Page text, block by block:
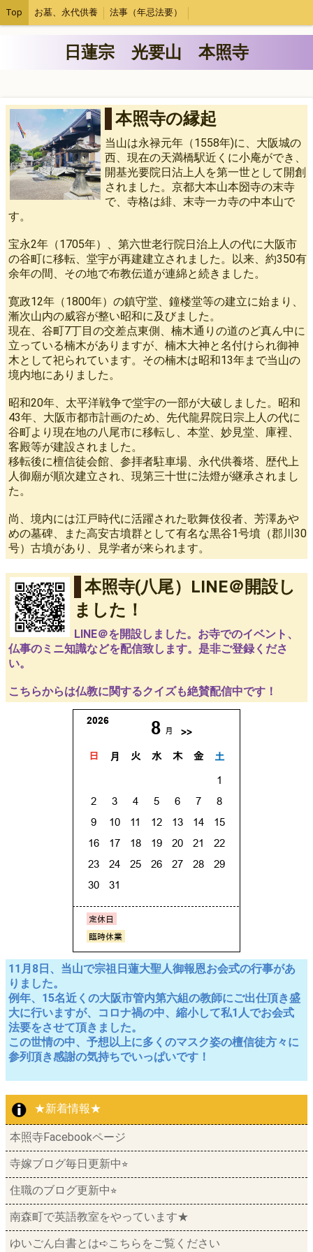
Top お墓、永代供養 法事（年忌法要）
日蓮宗 光要山 本照寺
本照寺の縁起
当山は永禄元年（1558年)に、大阪城の
西、現在の天満橋駅近くに小庵ができ、
開基光要院日沾上人を第一世として開創
されました。京都大本山本圀寺の末寺
で、寺格は緋、末寺一カ寺の中本山で
す。
宝永2年（1705年）、第六世老行院日治上人の代に大阪市
の谷町に移転、堂宇が再建建立されました。以来、約350有
余年の間、その地で布教伝道が連綿と続きました。
寛政12年（1800年）の鎮守堂、鐘楼堂等の建立に始まり、
漸次山内の威容が整い昭和に及びました。
現在、谷町7丁目の交差点東側、楠木通りの道のど真ん中に
立っている楠木がありますが、楠木大神と名付けられ御神
木として祀られています。その楠木は昭和13年まで当山の
境内地にありました。
昭和20年、太平洋戦争で堂宇の一部が大破しました。昭和
43年、大阪市都市計画のため、先代龍昇院日宗上人の代に
谷町より現在地の八尾市に移転し、本堂、妙見堂、庫裡、
客殿等が建設されました。
移転後に檀信徒会館、参拝者駐車場、永代供養塔、歴代上
人御廟が順次建立され、現第三十世に法燈が継承されまし
た。
尚、境内には江戸時代に活躍された歌舞伎役者、芳澤あや
めの墓碑、また高安古墳群として有名な黒谷1号墳（郡川30
号）古墳があり、見学者が来られます。
本照寺(八尾）LINE＠開設し
ました！
LINE＠を開設しました。お寺でのイベント、
仏事のミニ知識などを配信致します。是非ご登録くださ
い。
こちらからは仏教に関するクイズも絶賛配信中です！
11月8日、当山で宗祖日蓮大聖人御報恩お会式の行事があ
りました。
例年、15名近くの大阪市管内第六組の教師にご出仕頂き盛
大に行いますが、コロナ禍の中、縮小して私1人でお会式
法要をさせて頂きました。
この世情の中、予想以上に多くのマスク姿の檀信徒方々に
参列頂き感謝の気持ちでいっぱいです！
★新着情報★
本照寺Facebookページ
寺嫁ブログ毎日更新中⭐︎
住職のブログ更新中⭐︎
南森町で英語教室をやっています★
ゆいごん白書とは➪こちらをご覧ください